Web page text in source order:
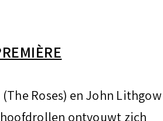
Roses) en John Lithgow
ontvouwt zich